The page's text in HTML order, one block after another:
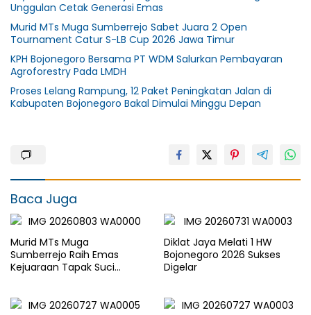
Unggulan Cetak Generasi Emas
Murid MTs Muga Sumberrejo Sabet Juara 2 Open
Tournament Catur S-LB Cup 2026 Jawa Timur
KPH Bojonegoro Bersama PT WDM Salurkan Pembayaran
Agroforestry Pada LMDH
Proses Lelang Rampung, 12 Paket Peningkatan Jalan di
Kabupaten Bojonegoro Bakal Dimulai Minggu Depan
Baca Juga
Murid MTs Muga
Sumberrejo Raih Emas
Kejuaraan Tapak Suci
Diklat Jaya Melati 1 HW
Bojonegoro 2026 Sukses
Digelar